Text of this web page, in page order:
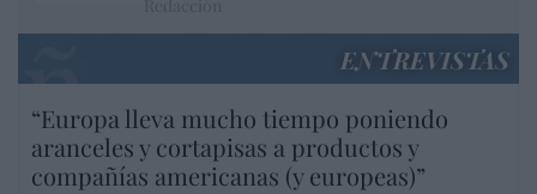
ENTREVISTAS
“Europa lleva mucho tiempo poniendo
aranceles y cortapisas a productos y
compañías americanas (y europeas)”